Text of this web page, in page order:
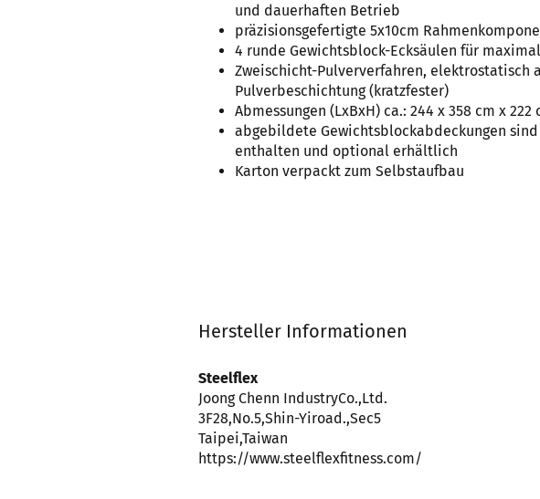
und dauerhaften Betrieb
präzisionsgefertigte 5x10cm
4 runde Gewichtsblock-Ecksäulen für
Zweischicht-Pulververfahren, elektrostatisch
Pulverbeschichtung (kratzfester)
Abmessungen (LxBxH) ca.: 244 x 358 cm x 222
abgebildete Gewichtsblockabdeckungen
enthalten und optional erhältlich
Karton verpackt zum Selbstaufbau
Hersteller Informationen
Steelflex
Joong Chenn IndustryCo.,Ltd.
3F28,No.5,Shin-Yiroad.,Sec5
Taipei,Taiwan
https://www.steelflexfitness.com/